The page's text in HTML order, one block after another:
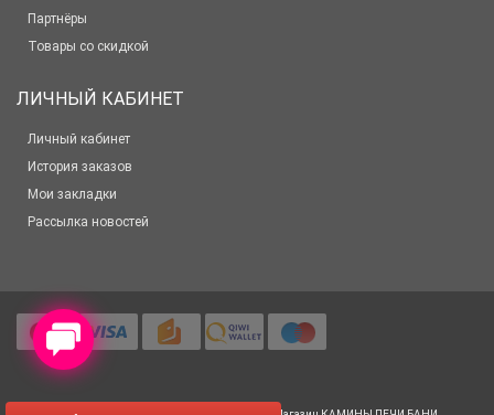
Партнёры
Товары со скидкой
ЛИЧНЫЙ КАБИНЕТ
Личный кабинет
История заказов
Мои закладки
Рассылка новостей